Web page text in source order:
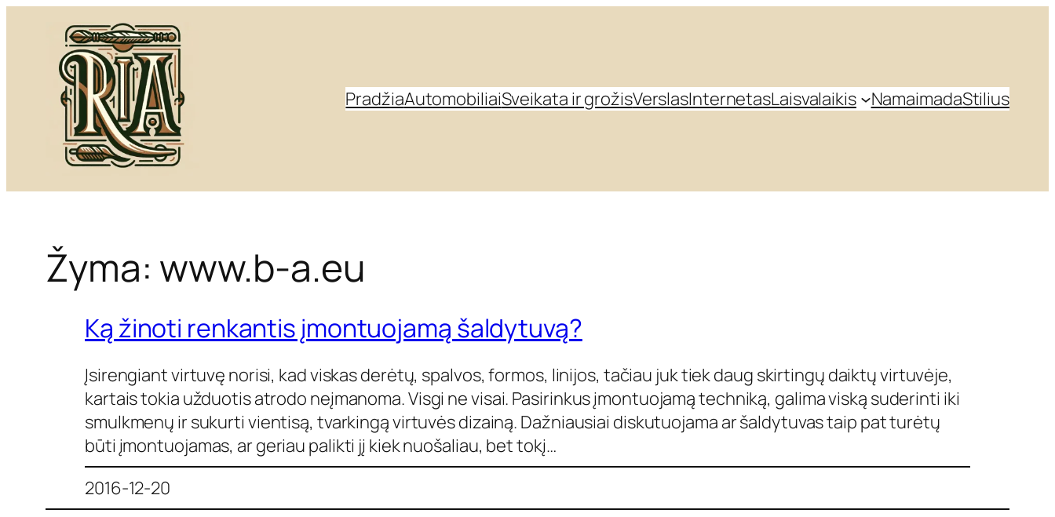
PradžiaAutomobiliaiSveikata ir grožisVerslasInternetasLaisvalaikis NamaimadaStilius
Žyma: www.b-a.eu
Ką žinoti renkantis įmontuojamą šaldytuvą?
Įsirengiant virtuvę norisi, kad viskas derėtų, spalvos, formos, linijos, tačiau juk tiek daug skirtingų daiktų virtuvėje,
kartais tokia užduotis atrodo neįmanoma. Visgi ne visai. Pasirinkus įmontuojamą techniką, galima viską suderinti iki
smulkmenų ir sukurti vientisą, tvarkingą virtuvės dizainą. Dažniausiai diskutuojama ar šaldytuvas taip pat turėtų
būti įmontuojamas, ar geriau palikti jį kiek nuošaliau, bet tokį…
2016-12-20